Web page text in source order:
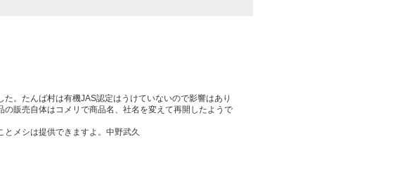
。たんば村は有機JAS認定はうけていないので影響はあり
販売自体はコメリで商品名、社名を変えて再開したようで
メシは提供できますよ。中野武久